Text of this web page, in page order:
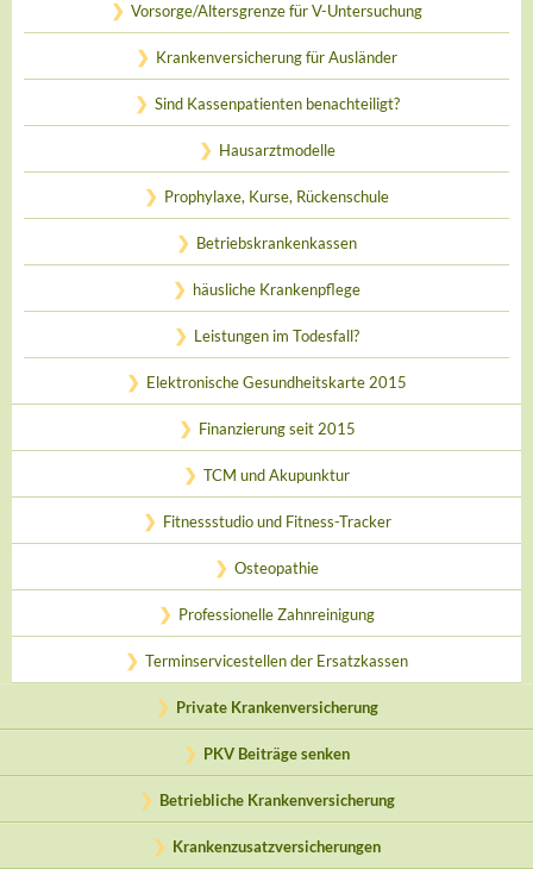
Vorsorge/Altersgrenze für V-Untersuchung
Krankenversicherung für Ausländer
Sind Kassenpatienten benachteiligt?
Hausarztmodelle
Prophylaxe, Kurse, Rückenschule
Betriebskrankenkassen
häusliche Krankenpflege
Leistungen im Todesfall?
Elektronische Gesundheitskarte 2015
Finanzierung seit 2015
TCM und Akupunktur
Fitnessstudio und Fitness-Tracker
Osteopathie
Professionelle Zahnreinigung
Terminservicestellen der Ersatzkassen
Private Krankenversicherung
PKV Beiträge senken
Betriebliche Krankenversicherung
Krankenzusatzversicherungen